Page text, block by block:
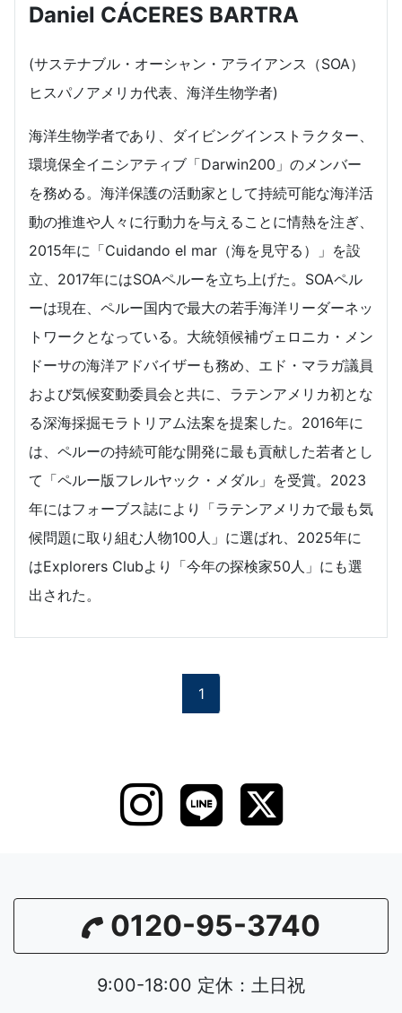
Daniel CÁCERES BARTRA
(サステナブル・オーシャン・アライアンス（SOA）
ヒスパノアメリカ代表、海洋生物学者)
海洋生物学者であり、ダイビングインストラクター、
環境保全イニシアティブ「Darwin200」のメンバー
を務める。海洋保護の活動家として持続可能な海洋活
動の推進や人々に行動力を与えることに情熱を注ぎ、
2015年に「Cuidando el mar（海を見守る）」を設
立、2017年にはSOAペルーを立ち上げた。SOAペル
ーは現在、ペルー国内で最大の若手海洋リーダーネッ
トワークとなっている。大統領候補ヴェロニカ・メン
ドーサの海洋アドバイザーも務め、エド・マラガ議員
および気候変動委員会と共に、ラテンアメリカ初とな
る深海採掘モラトリアム法案を提案した。2016年に
は、ペルーの持続可能な開発に最も貢献した若者とし
て「ペルー版フレルヤック・メダル」を受賞。2023
年にはフォーブス誌により「ラテンアメリカで最も気
候問題に取り組む人物100人」に選ばれ、2025年に
はExplorers Clubより「今年の探検家50人」にも選
出された。
1
0120-95-3740
9:00-18:00 定休：土日祝